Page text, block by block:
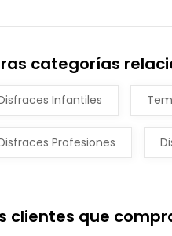
categorías
Infantiles
Profesiones
clientes que